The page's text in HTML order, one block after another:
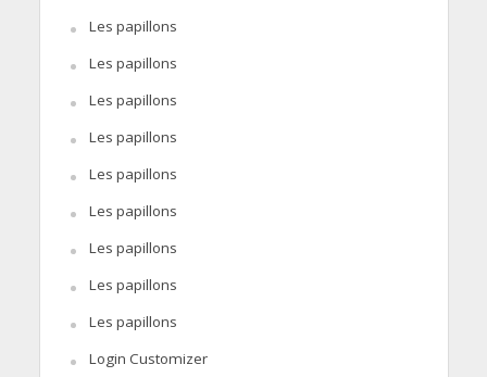
Les papillons
Les papillons
Les papillons
Les papillons
Les papillons
Les papillons
Les papillons
Les papillons
Les papillons
Login Customizer